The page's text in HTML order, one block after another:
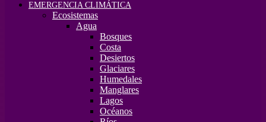
EMERGENCIA CLIMÁTICA
Ecosistemas
Agua
Bosques
Costa
Desiertos
Glaciares
Humedales
Manglares
Lagos
Océanos